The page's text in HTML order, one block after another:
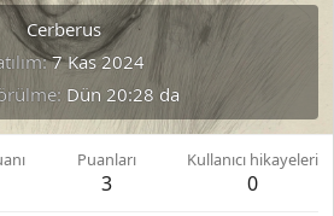
Cerberus
7 Kas 2024
Dün 20:28 da
Puanları
3
Kullanıcı hikayeleri
0